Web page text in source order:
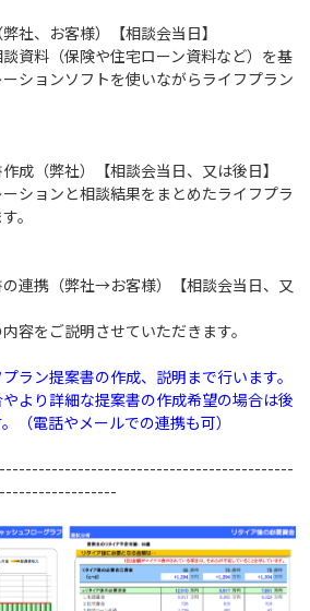
社、お客様）【相談会当日】
資料（保険や住宅ローン資料など）を基
ションソフトを使いながらライフプラン
成（弊社）【相談会当日、又は後日】
ションと相談結果をまとめたライフプラ
。
連携（弊社→お客様）【相談会当日、又
容をご説明させていただきます。
ラン提案書の作成、説明まで行います。
より詳細な提案書の作成希望の場合は後
（電話やメールでの連携も可）